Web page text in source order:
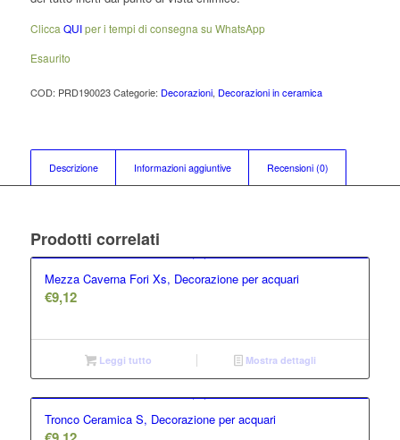
Clicca QUIper i tempi di consegna su WhatsApp
Esaurito
COD: PRD190023 Categorie: Decorazioni, Decorazioni in ceramica
Descrizione Informazioni aggiuntive Recensioni (0)
Prodotti correlati
Mezza Caverna Fori Xs, Decorazione per acquari
€9,12
Leggi tutto Mostra dettagli
Tronco Ceramica S, Decorazione per acquari